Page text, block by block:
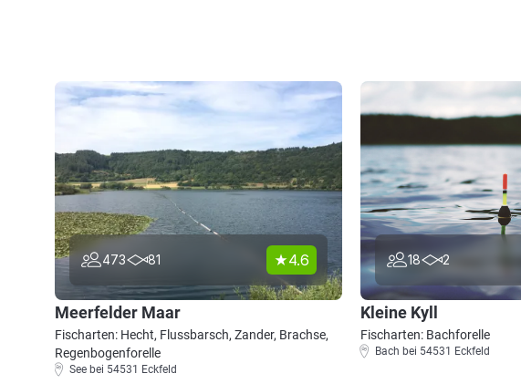
473 81 4.6
Meerfelder Maar
Fischarten: Hecht, Flussbarsch, Zander, Brachse,
Regenbogenforelle
See bei 54531 Eckfeld
18 2
Kleine Kyll
Fischarten: Bachforelle
Bach bei 54531 Eckfeld